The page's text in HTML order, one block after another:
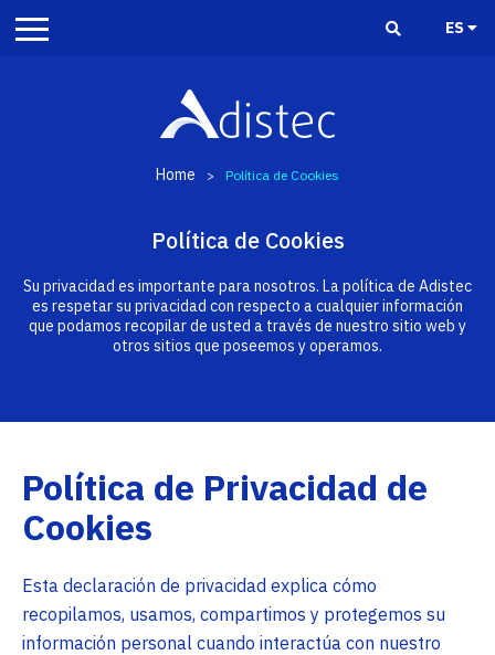
ES
Home > Política de Cookies
Política de Cookies
Su privacidad es importante para nosotros. La política de Adistec
es respetar su privacidad con respecto a cualquier información
que podamos recopilar de usted a través de nuestro sitio web y
otros sitios que poseemos y operamos.
Política de Privacidad de
Cookies
Esta declaración de privacidad explica cómo
recopilamos, usamos, compartimos y protegemos su
información personal cuando interactúa con nuestro